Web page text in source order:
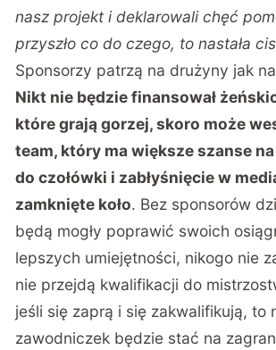
nasz projekt i deklarowali chęć
przyszło co do czego, to nastała
Sponsorzy patrzą na drużyny jak
Nikt nie będzie finansował
które grają gorzej, skoro może
team, który ma większe szanse
do czołówki i zabłyśnięcie w
zamknięte koło. Bez sponsorów
będą mogły poprawić swoich
lepszych umiejętności, nikogo nie
nie przejdą kwalifikacji do
jeśli się zaprą i się zakwalifikują, to
zawodniczek będzie stać na